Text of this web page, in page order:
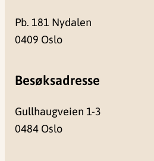
Pb. 181 Nydalen
0409 Oslo
Besøksadresse
Gullhaugveien 1-3
0484 Oslo